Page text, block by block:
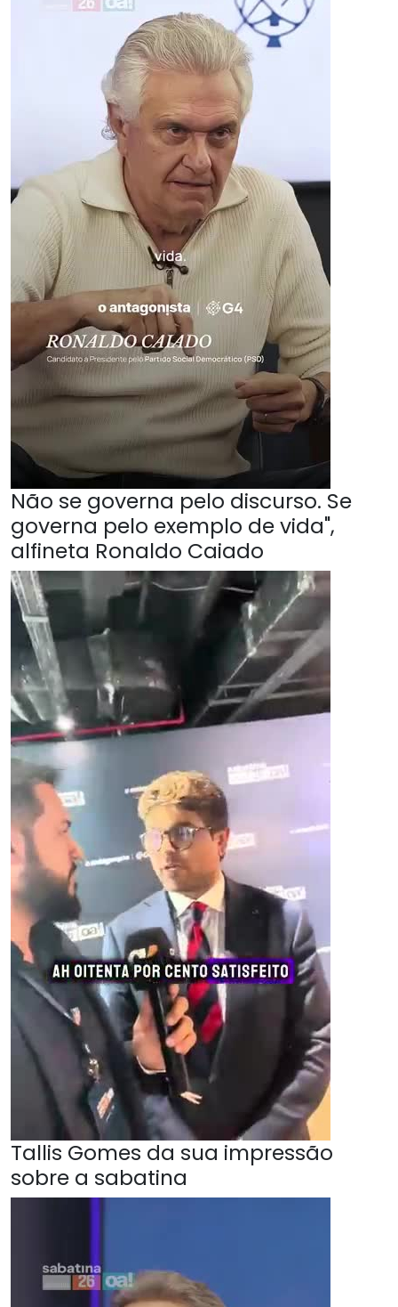
Não se governa pelo discurso. Se
governa pelo exemplo de vida",
alfineta Ronaldo Caiado
Tallis Gomes da sua impressão
sobre a sabatina